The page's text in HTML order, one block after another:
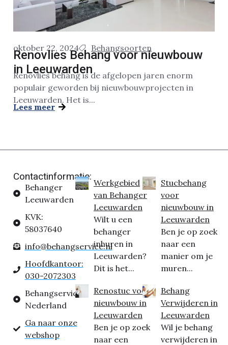
oktober 22, 2024 Behangsoorten
Renovlies Behang voor nieuwbouw
in Leeuwarden
Renovlies behang is de afgelopen jaren enorm
populair geworden bij nieuwbouwprojecten in
Leeuwarden. Het is...
Lees meer
Contactinformatie:
Behanger
Leeuwarden
KVK:
58037640
info@behangservice.nl
Hoofdkantoor:
030-2072303
Behangservice
Nederland
Ga naar onze
webshop
Werkgebied
van Behanger
Leeuwarden
Wilt u een
behanger
inhuren in
Leeuwarden?
Dit is het...
Renostuc voor
nieuwbouw in
Leeuwarden
Ben je op zoek
naar een
Stucbehang
voor
nieuwbouw in
Leeuwarden
Ben je op zoek
naar een
manier om je
muren...
Behang
Verwijderen in
Leeuwarden
Wil je behang
verwijderen in